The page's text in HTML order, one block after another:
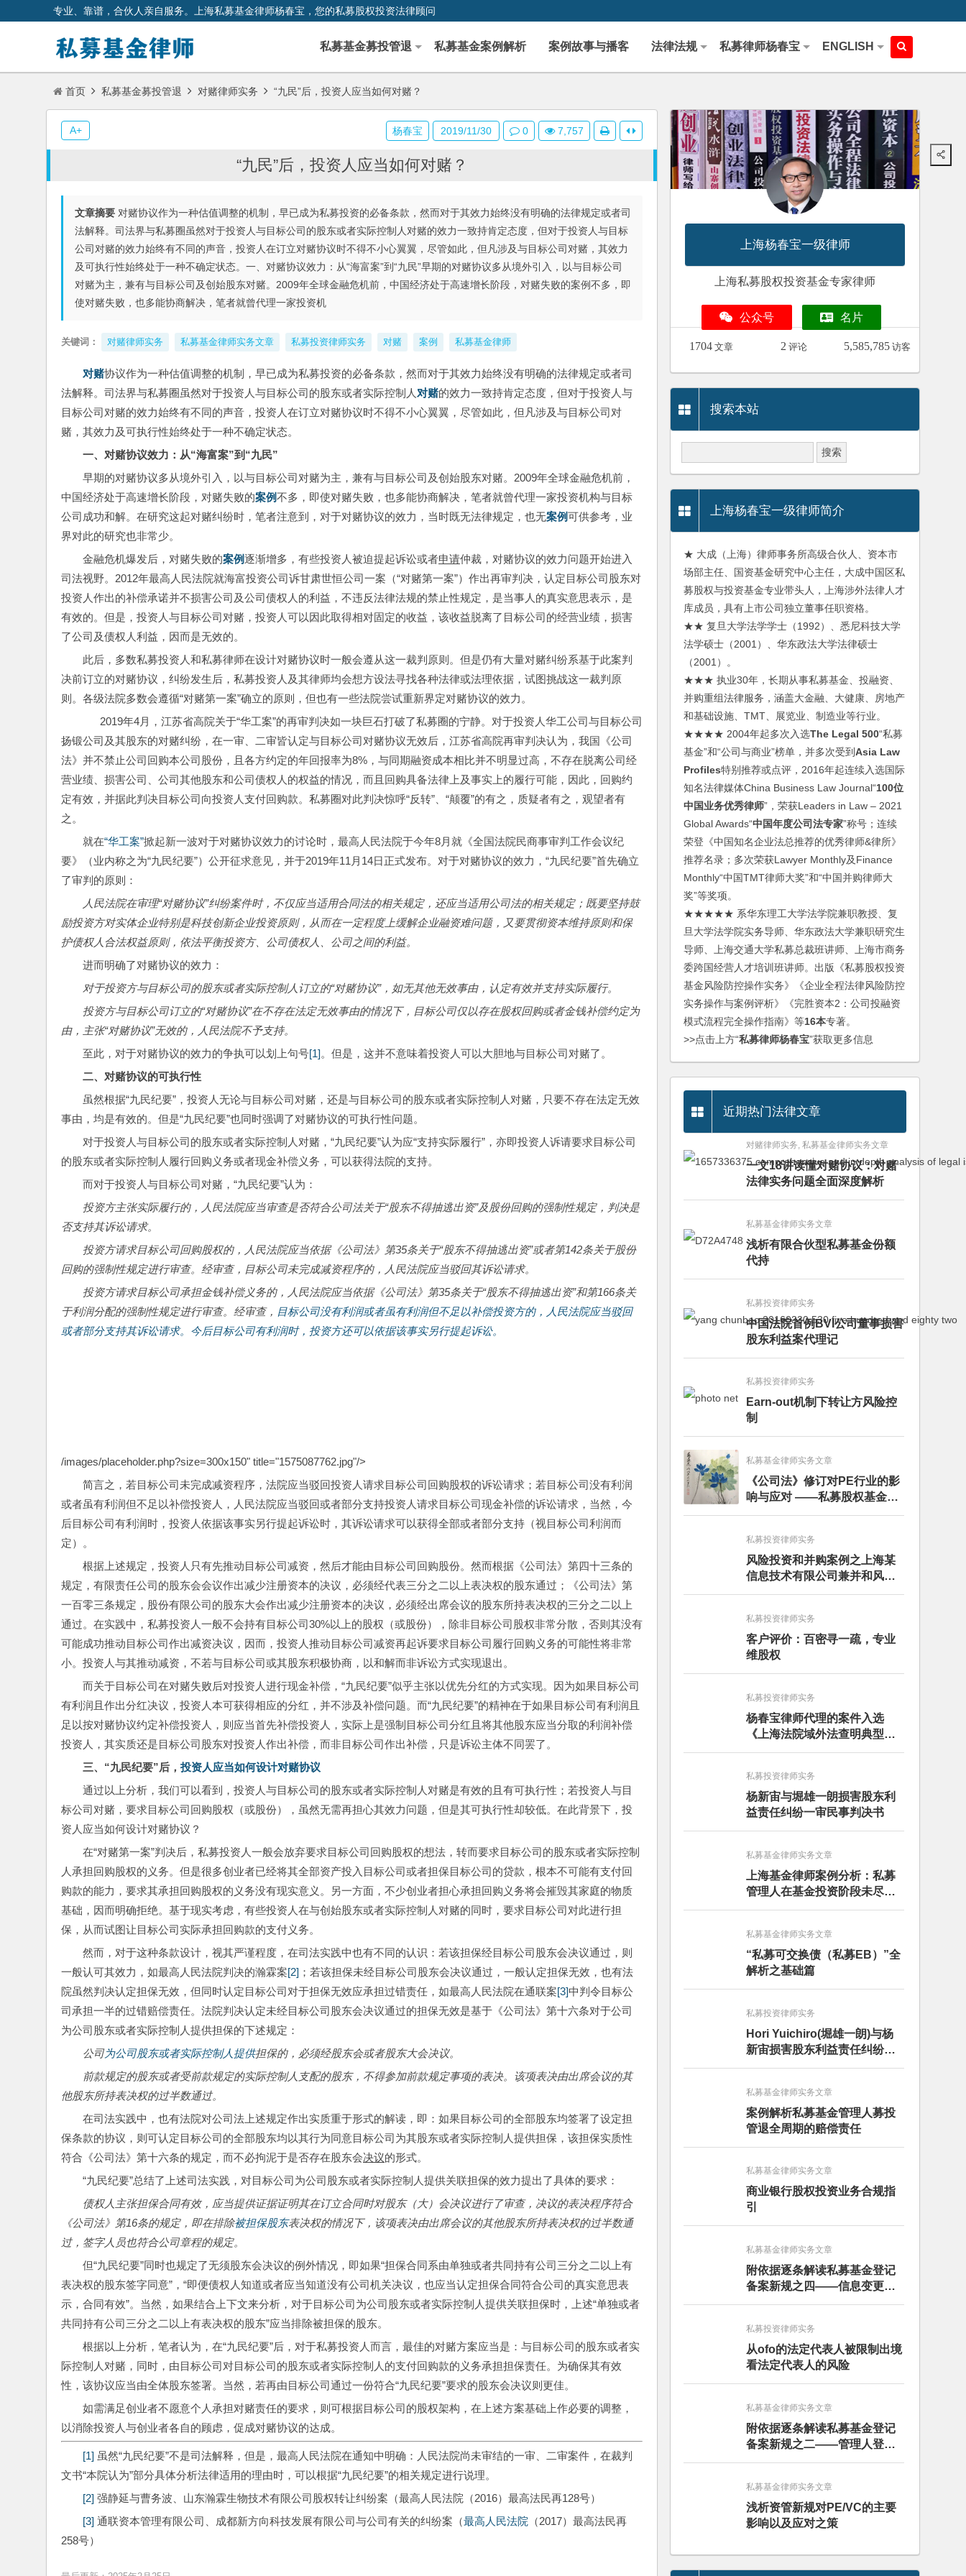
专业、靠谱，合伙人亲自服务。上海私募基金律师杨春宝，您的私募股权投资法律顾问
私募基金募投管退 私募基金案例解析 案例故事与播客 法律法规 私募律师杨春宝 ENGLISH
首页 私募基金募投管退 对赌律师实务 “九民”后，投资人应当如何对赌？
“九民”后，投资人应当如何对赌？
文章摘要 对赌协议作为一种估值调整的机制，早已成为私募投资的必备条款，然而对于其效力始终没有明确的法律规定或者司
法解释。司法界与私募圈虽然对于投资人与目标公司的股东或者实际控制人对赌的效力一致持肯定态度，但对于投资人与目标
公司对赌的效力始终有不同的声音，投资人在订立对赌协议时不得不小心翼翼，尽管如此，但凡涉及与目标公司对赌，其效力
及可执行性始终处于一种不确定状态。一、对赌协议效力：从“海富案”到“九民”早期的对赌协议多从境外引入，以与目标公司
对赌为主，兼有与目标公司及创始股东对赌。2009年全球金融危机前，中国经济处于高速增长阶段，对赌失败的案例不多，即
使对赌失败，也多能协商解决，笔者就曾代理一家投资机
关键词： 对赌律师实务 私募基金律师实务文章 私募投资律师实务 对赌 案例 私募基金律师
对赌协议作为一种估值调整的机制，早已成为私募投资的必备条款，然而对于其效力始终没有明确的法律规定或者司
法解释。司法界与私募圈虽然对于投资人与目标公司的股东或者实际控制人 对赌的效力一致持肯定态度，但对于投资人与
目标公司对赌的效力始终有不同的声音，投资人在订立对赌协议时不得不小心翼翼，尽管如此，但凡涉及与目标公司对
赌，其效力及可执行性始终处于一种不确定状态。
一、对赌协议效力：从“海富案”到“九民”
早期的对赌协议多从境外引入，以与目标公司对赌为主，兼有与目标公司及创始股东对赌。2009年全球金融危机前，
中国经济处于高速增长阶段，对赌失败的案例不多，即使对赌失败，也多能协商解决，笔者就曾代理一家投资机构与目标
公司成功和解。在研究这起对赌纠纷时，笔者注意到，对于对赌协议的效力，当时既无法律规定，也无案例可供参考，业
界对此的研究也非常少。
金融危机爆发后，对赌失败的案例逐渐增多，有些投资人被迫提起诉讼或者申请仲裁，对赌协议的效力问题开始进入
司法视野。2012年最高人民法院就海富投资公司诉甘肃世恒公司一案（“对赌第一案”）作出再审判决，认定目标公司股东对
投资人作出的补偿承诺并不损害公司及公司债权人的利益，不违反法律法规的禁止性规定，是当事人的真实意思表示，是
有效的。但是，投资人与目标公司对赌，投资人可以因此取得相对固定的收益，该收益脱离了目标公司的经营业绩，损害
了公司及债权人利益，因而是无效的。
此后，多数私募投资人和私募律师在设计对赌协议时一般会遵从这一裁判原则。但是仍有大量对赌纠纷系基于此案判
决前订立的对赌协议，纠纷发生后，私募投资人及其律师均会想方设法寻找各种法律或法理依据，试图挑战这一裁判原
则。各级法院多数会遵循“对赌第一案”确立的原则，但也有一些法院尝试重新界定对赌协议的效力。
2019年4月，江苏省高院关于“华工案”的再审判决如一块巨石打破了私募圈的宁静。对于投资人华工公司与目标公司
扬锻公司及其股东的对赌纠纷，在一审、二审皆认定与目标公司对赌协议无效后，江苏省高院再审判决认为，我国《公司
法》并不禁止公司回购本公司股份，且各方约定的年回报率为8%，与同期融资成本相比并不明显过高，不存在脱离公司经
营业绩、损害公司、公司其他股东和公司债权人的权益的情况，而且回购具备法律上及事实上的履行可能，因此，回购约
定有效，并据此判决目标公司向投资人支付回购款。私募圈对此判决惊呼“反转”、“颠覆”的有之，质疑者有之，观望者有
之。
就在“华工案”掀起新一波对于对赌协议效力的讨论时，最高人民法院于今年8月就《全国法院民商事审判工作会议纪
要》（业内称之为“九民纪要”）公开征求意见，并于2019年11月14日正式发布。对于对赌协议的效力，“九民纪要”首先确立
了审判的原则：
人民法院在审理“对赌协议”纠纷案件时，不仅应当适用合同法的相关规定，还应当适用公司法的相关规定；既要坚持鼓
励投资方对实体企业特别是科技创新企业投资原则，从而在一定程度上缓解企业融资难问题，又要贯彻资本维持原则和保
护债权人合法权益原则，依法平衡投资方、公司债权人、公司之间的利益。
进而明确了对赌协议的效力：
对于投资方与目标公司的股东或者实际控制人订立的“对赌协议”，如无其他无效事由，认定有效并支持实际履行。
投资方与目标公司订立的“对赌协议”在不存在法定无效事由的情况下，目标公司仅以存在股权回购或者金钱补偿约定为
由，主张“对赌协议”无效的，人民法院不予支持。
至此，对于对赌协议的效力的争执可以划上句号[1]。但是，这并不意味着投资人可以大胆地与目标公司对赌了。
二、对赌协议的可执行性
虽然根据“九民纪要”，投资人无论与目标公司对赌，还是与目标公司的股东或者实际控制人对赌，只要不存在法定无效
事由，均是有效的。但是“九民纪要”也同时强调了对赌协议的可执行性问题。
对于投资人与目标公司的股东或者实际控制人对赌，“九民纪要”认为应“支持实际履行”，亦即投资人诉请要求目标公司
的股东或者实际控制人履行回购义务或者现金补偿义务，可以获得法院的支持。
而对于投资人与目标公司对赌，“九民纪要”认为：
投资方主张实际履行的，人民法院应当审查是否符合公司法关于“股东不得抽逃出资”及股份回购的强制性规定，判决是
否支持其诉讼请求。
投资方请求目标公司回购股权的，人民法院应当依据《公司法》第35条关于“股东不得抽逃出资”或者第142条关于股份
回购的强制性规定进行审查。经审查， 目标公司未完成减资程序的，人民法院应当驳回其诉讼请求。
投资方请求目标公司承担金钱补偿义务的，人民法院应当依据《公司法》第35条关于“股东不得抽逃出资”和第166条关
于利润分配的强制性规定进行审查。经审查， 目标公司没有利润或者虽有利润但不足以补偿投资方的，人民法院应当驳回
或者部分支持其诉讼请求。 今后目标公司有利润时，投资方还可以依据该事实另行提起诉讼。
/images/placeholder.php?size=300x150" title="1575087762.jpg"/>
简言之，若目标公司未完成减资程序，法院应当驳回投资人请求目标公司回购股权的诉讼请求；若目标公司没有利润
或者虽有利润但不足以补偿投资人，人民法院应当驳回或者部分支持投资人请求目标公司现金补偿的诉讼请求，当然，今
后目标公司有利润时，投资人依据该事实另行提起诉讼时，其诉讼请求可以获得全部或者部分支持（视目标公司利润而
定）。
根据上述规定，投资人只有先推动目标公司减资，然后才能由目标公司回购股份。然而根据《公司法》第四十三条的
规定，有限责任公司的股东会会议作出减少注册资本的决议，必须经代表三分之二以上表决权的股东通过；《公司法》第
一百零三条规定，股份有限公司的股东大会作出减少注册资本的决议，必须经出席会议的股东所持表决权的三分之二以上
通过。在实践中，私募投资人一般不会持有目标公司30%以上的股权（或股份），除非目标公司股权非常分散，否则其没有
可能成功推动目标公司作出减资决议，因而，投资人推动目标公司减资再起诉要求目标公司履行回购义务的可能性将非常
小。投资人与其推动减资，不若与目标公司或其股东积极协商，以和解而非诉讼方式实现退出。
而关于目标公司在对赌失败后对投资人进行现金补偿，“九民纪要”似乎主张以优先分红的方式实现。因为如果目标公司
有利润且作出分红决议，投资人本可获得相应的分红，并不涉及补偿问题。而“九民纪要”的精神在于如果目标公司有利润且
足以按对赌协议约定补偿投资人，则应当首先补偿投资人，实际上是强制目标公司分红且将其他股东应当分取的利润补偿
投资人，其实质还是目标公司股东对投资人作出补偿，而非目标公司作出补偿，只是诉讼主体不同罢了。
三、“九民纪要”后， 投资人应当如何设计对赌协议
通过以上分析，我们可以看到，投资人与目标公司的股东或者实际控制人对赌是有效的且有可执行性；若投资人与目
标公司对赌，要求目标公司回购股权（或股份），虽然无需再担心其效力问题，但是其可执行性却较低。在此背景下，投
资人应当如何设计对赌协议？
在“对赌第一案”判决后，私募投资人一般会放弃要求目标公司回购股权的想法，转而要求目标公司的股东或者实际控制
人承担回购股权的义务。但是很多创业者已经将其全部资产投入目标公司或者担保目标公司的贷款，根本不可能有支付回
购款的能力，要求其承担回购股权的义务没有现实意义。另一方面，不少创业者担心承担回购义务将会摧毁其家庭的物质
基础，因而明确拒绝。基于现实考虑，有些投资人在与创始股东或者实际控制人对赌的同时，要求目标公司对此进行担
保，从而试图让目标公司实际承担回购款的支付义务。
然而，对于这种条款设计，视其严谨程度，在司法实践中也有不同的认识：若该担保经目标公司股东会决议通过，则
一般认可其效力，如最高人民法院判决的瀚霖案[2] ；若该担保未经目标公司股东会决议通过，一般认定担保无效，也有法
院虽然判决认定担保无效，但同时认定目标公司对于担保无效应承担过错责任，如最高人民法院在通联案[3]中判令目标公
司承担一半的过错赔偿责任。法院判决认定未经目标公司股东会决议通过的担保无效是基于《公司法》第十六条对于公司
为公司股东或者实际控制人提供担保的下述规定：
公司为公司股东或者实际控制人提供担保的，必须经股东会或者股东大会决议。
前款规定的股东或者受前款规定的实际控制人支配的股东，不得参加前款规定事项的表决。该项表决由出席会议的其
他股东所持表决权的过半数通过。
在司法实践中，也有法院对公司法上述规定作出实质重于形式的解读，即：如果目标公司的全部股东均签署了设定担
保条款的协议，则可认定目标公司的全部股东均以其行为同意目标公司为其股东或者实际控制人提供担保，该担保实质性
符合《公司法》第十六条的规定，而不必拘泥于是否存在股东会决议的形式。
“九民纪要”总结了上述司法实践，对目标公司为公司股东或者实际控制人提供关联担保的效力提出了具体的要求：
债权人主张担保合同有效，应当提供证据证明其在订立合同时对股东（大）会决议进行了审查，决议的表决程序符合
《公司法》第16条的规定，即在排除被担保股东表决权的情况下，该项表决由出席会议的其他股东所持表决权的过半数通
过，签字人员也符合公司章程的规定。
但“九民纪要”同时也规定了无须股东会决议的例外情况，即如果“担保合同系由单独或者共同持有公司三分之二以上有
表决权的股东签字同意”，“即便债权人知道或者应当知道没有公司机关决议，也应当认定担保合同符合公司的真实意思表
示，合同有效”。当然，如果结合上下文来分析，对于目标公司为公司股东或者实际控制人提供关联担保时，上述“单独或者
共同持有公司三分之二以上有表决权的股东”应当排除被担保的股东。
根据以上分析，笔者认为，在“九民纪要”后，对于私募投资人而言，最佳的对赌方案应当是：与目标公司的股东或者实
际控制人对赌，同时，由目标公司对目标公司的股东或者实际控制人的支付回购款的义务承担担保责任。为确保其有效
性，该协议应当由全体股东签署。当然，若再由目标公司通过一份符合“九民纪要”要求的股东会决议则更佳。
如需满足创业者不愿意个人承担对赌责任的要求，则可根据目标公司的股权架构，在上述方案基础上作必要的调整，
以消除投资人与创业者各自的顾虑，促成对赌协议的达成。
[1] 虽然“九民纪要”不是司法解释，但是，最高人民法院在通知中明确：人民法院尚未审结的一审、二审案件，在裁判
文书“本院认为”部分具体分析法律适用的理由时，可以根据“九民纪要”的相关规定进行说理。
[2] 强静延与曹务波、山东瀚霖生物技术有限公司股权转让纠纷案（最高人民法院（2016）最高法民再128号）
[3] 通联资本管理有限公司、成都新方向科技发展有限公司与公司有关的纠纷案（最高人民法院 （2017）最高法民再
258号）
杨春宝 2019/11/30 0 7,757
A+
上海杨春宝一级律师
上海私募股权投资基金专家律师
公众号 名片
1704 文章 2 评论 5,585,785 访客
搜索本站
上海杨春宝一级律师简介
★ 大成（上海）律师事务所高级合伙人、资本市
场部主任、国资基金研究中心主任，大成中国区私
募股权与投资基金专业带头人，上海涉外法律人才
库成员，具有上市公司独立董事任职资格。
★★ 复旦大学法学学士（1992）、悉尼科技大学
法学硕士（2001）、华东政法大学法律硕士
（2001）。
★★★ 执业30年，长期从事私募基金、投融资、
并购重组法律服务，涵盖大金融、大健康、房地产
和基础设施、TMT、展览业、制造业等行业。
★★★★ 2004年起多次入选The Legal 500“私募
基金”和“公司与商业”榜单，并多次受到Asia Law
Profiles特别推荐或点评，2016年起连续入选国际
知名法律媒体China Business Law Journal“100位
中国业务优秀律师”，荣获Leaders in Law – 2021
Global Awards“中国年度公司法专家”称号；连续
荣登《中国知名企业法总推荐的优秀律师&律所》
推荐名录；多次荣获Lawyer Monthly及Finance
Monthly“中国TMT律师大奖”和“中国并购律师大
奖”等奖项。
★★★★★ 系华东理工大学法学院兼职教授、复
旦大学法学院实务导师、华东政法大学兼职研究生
导师、上海交通大学私募总裁班讲师、上海市商务
委跨国经营人才培训班讲师。出版《私募股权投资
基金风险防控操作实务》《企业全程法律风险防控
实务操作与案例评析》《完胜资本2：公司投融资
模式流程完全操作指南》等16本专著。
>>点击上方“私募律师杨春宝”获取更多信息
近期热门法律文章
对赌律师实务, 私募基金律师实务文章
一文18讲读懂对赌协议：对赌
法律实务问题全面深度解析
私募基金律师实务文章
浅析有限合伙型私募基金份额
代持
私募投资律师实务
中国法院首例BVI公司董事损害
股东利益案代理记
私募投资律师实务
Earn-out机制下转让方风险控
制
私募基金律师实务文章
《公司法》修订对PE行业的影
响与应对 ——私募股权基金募
投管退篇
私募投资律师实务
风险投资和并购案例之上海某
信息技术有限公司兼并和风险
投资服务
私募投资律师实务
客户评价：百密寻一疏，专业
维股权
私募投资律师实务
杨春宝律师代理的案件入选
《上海法院域外法查明典型案
例》
私募投资律师实务
杨新宙与堀雄一朗损害股东利
益责任纠纷一审民事判决书
私募基金律师实务文章
上海基金律师案例分析：私募
管理人在基金投资阶段未尽勤
勉义务的赔偿责任
私募基金律师实务文章
“私募可交换债（私募EB）”全
解析之基础篇
私募投资律师实务
Hori Yuichiro(堀雄一朗)与杨
新宙损害股东利益责任纠纷二
审案件二审民事判决书
私募基金律师实务文章
案例解析私募基金管理人募投
管退全周期的赔偿责任
私募基金律师实务文章
商业银行股权投资业务合规指
引
私募基金律师实务文章
附依据逐条解读私募基金登记
备案新规之四——信息变更和
报送篇
私募投资律师实务
从ofo的法定代表人被限制出境
看法定代表人的风险
私募基金律师实务文章
附依据逐条解读私募基金登记
备案新规之二——管理人登记
篇
私募基金律师实务文章
浅析资管新规对PE/VC的主要
影响以及应对之策